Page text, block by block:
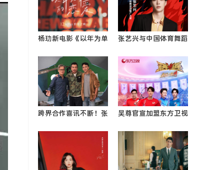
0
脊梁
杨玏新电影《以年为单
映后0
张艺兴与中国体育舞蹈
中国街舞运动推广大使
0
跨界合作喜讯不断！张
大0
吴尊官宣加盟东方卫视
运动激情传递热血能量